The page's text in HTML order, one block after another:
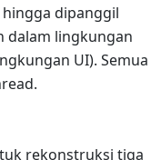
dipanggil
dalam lingkungan
UI). Semua
rekonstruksi tiga